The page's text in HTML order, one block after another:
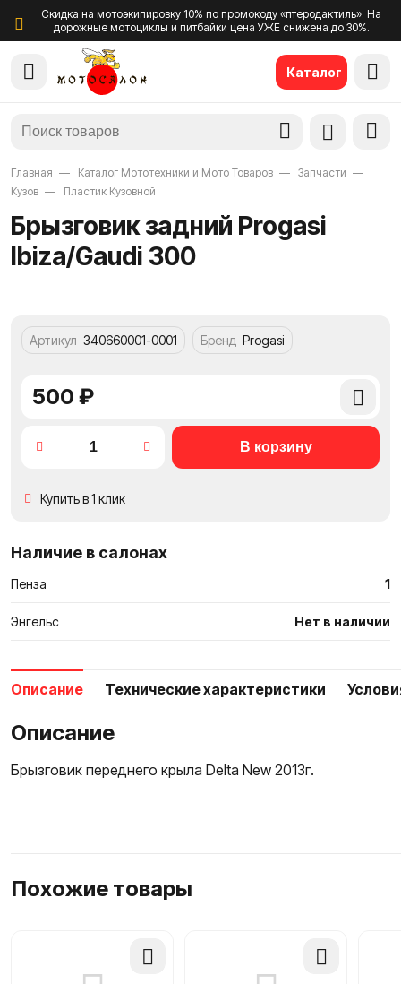
Скидка на мотоэкипировку 10% по промокоду «птеродактиль». На
дорожные мотоциклы и питбайки цена УЖЕ снижена до 30%.
Каталог
Главная Каталог Мототехники и Мото Товаров
Запчасти
Кузов
Пластик Кузовной
Брызговик задний Progasi
Ibiza/Gaudi 300
Артикул 340660001-0001 Бренд Progasi
500 ₽
Купить в 1 клик
Наличие в салонах
Пенза 1
Энгельс Нет в наличии
Описание Технические характеристики
Описание
Брызговик переднего крыла Delta New 2013г.
Похожие товары
Добавить
Добавить